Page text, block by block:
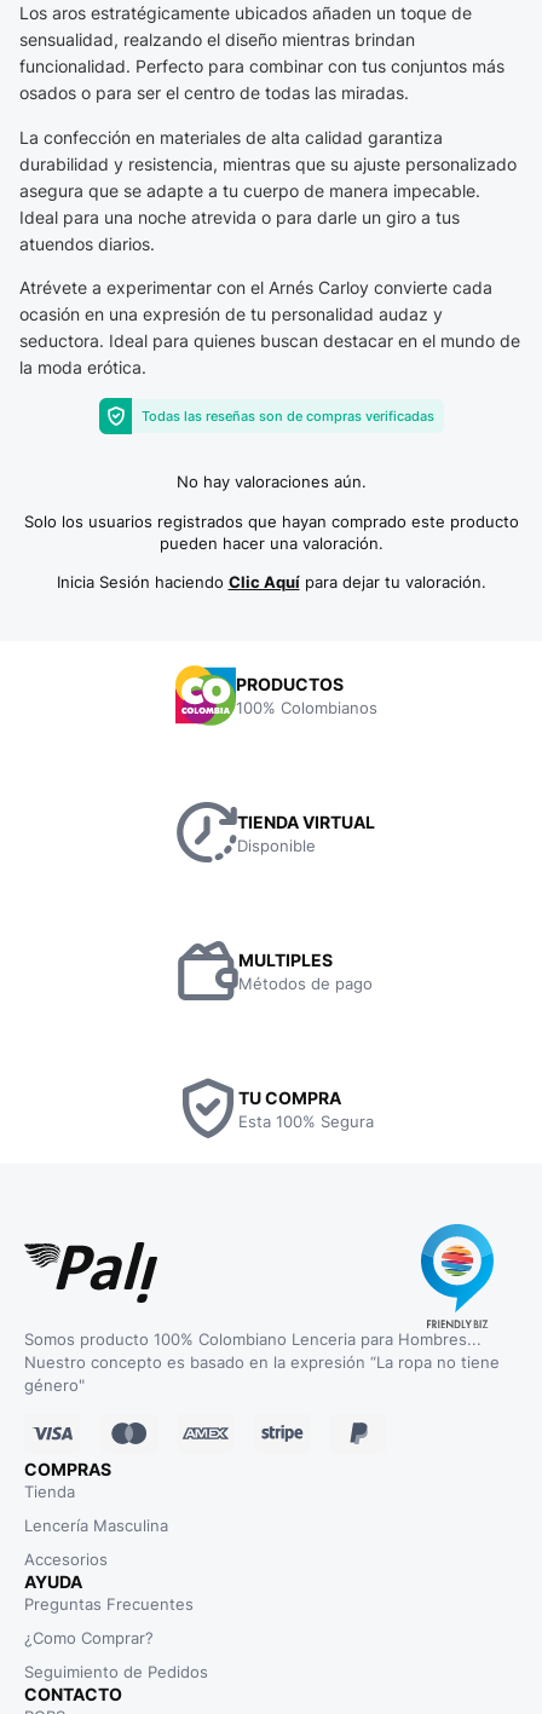
Los aros estratégicamente ubicados añaden un toque de
sensualidad, realzando el diseño mientras brindan
funcionalidad. Perfecto para combinar con tus conjuntos más
osados o para ser el centro de todas las miradas.
La confección en materiales de alta calidad garantiza
durabilidad y resistencia, mientras que su ajuste personalizado
asegura que se adapte a tu cuerpo de manera impecable.
Ideal para una noche atrevida o para darle un giro a tus
atuendos diarios.
Atrévete a experimentar con el Arnés Carloy convierte cada
ocasión en una expresión de tu personalidad audaz y
seductora. Ideal para quienes buscan destacar en el mundo de
la moda erótica.
Todas las reseñas son de compras verificadas
No hay valoraciones aún.
Solo los usuarios registrados que hayan comprado este producto
pueden hacer una valoración.
Inicia Sesión haciendo Clic Aquípara dejar tu valoración.
PRODUCTOS
100% Colombianos
TIENDA VIRTUAL
Disponible
MULTIPLES
Métodos de pago
TU COMPRA
Esta 100% Segura
Somos producto 100% Colombiano Lenceria para Hombres...
Nuestro concepto es basado en la expresión “La ropa no tiene
género"
COMPRAS
Tienda
Lencería Masculina
Accesorios
AYUDA
Preguntas Frecuentes
¿Como Comprar?
Seguimiento de Pedidos
CONTACTO